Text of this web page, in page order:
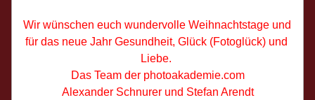
Wir wünschen euch wundervolle Weihnachtstage und
für das neue Jahr Gesundheit, Glück (Fotoglück) und
Liebe.
Das Team der photoakademie.com
Alexander Schnurer und Stefan Arendt